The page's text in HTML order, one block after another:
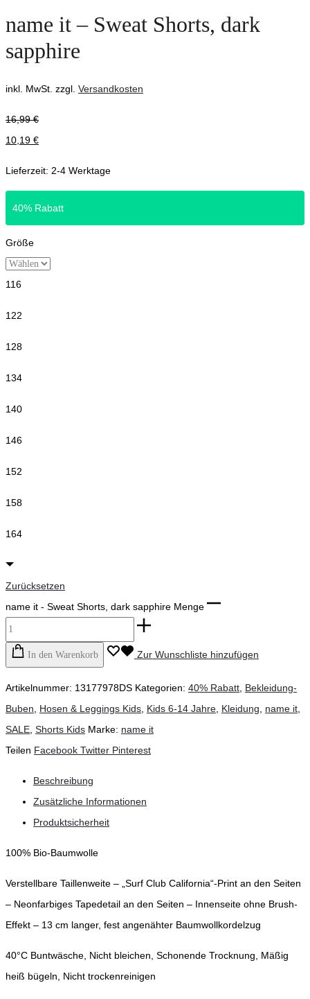
name it – Sweat Shorts, dark
sapphire
inkl. MwSt. zzgl. Versandkosten
16,99€
10,19 €
Lieferzeit: 2-4 Werktage
40% Rabatt
Größe
116
122
128
134
140
146
152
158
164
Zurücksetzen
name it - Sweat Shorts, dark sapphire Menge
In den Warenkorb Zur Wunschliste hinzufügen
Artikelnummer: 13177978DS Kategorien: 40% Rabatt, Bekleidung-
Buben, Hosen & Leggings Kids, Kids 6-14 Jahre, Kleidung, name it,
SALE, Shorts Kids Marke: name it
Teilen Facebook Twitter Pinterest
Beschreibung
Zusätzliche Informationen
Produktsicherheit
100% Bio-Baumwolle
Verstellbare Taillenweite – „Surf Club California“-Print an den Seiten
– Neonfarbiges Tapedetail an den Seiten – Innenseite ohne Brush-
Effekt – 13 cm langer, fest angenähter Baumwollkordelzug
40°C Buntwäsche, Nicht bleichen, Schonende Trocknung, Mäßig
heiß bügeln, Nicht trockenreinigen